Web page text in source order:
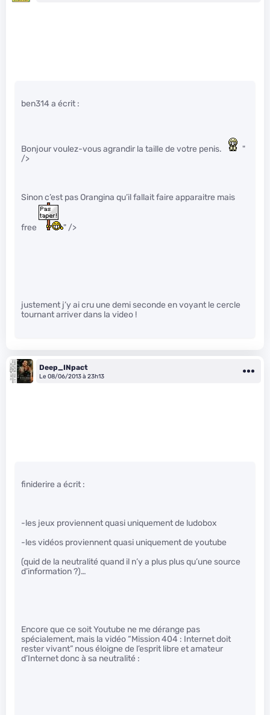
ben314 a écrit :
Bonjour voulez-vous agrandir la taille de votre penis.
"
/>
Sinon c’est pas Orangina qu’il fallait faire apparaitre mais
free " />
justement j’y ai cru une demi seconde en voyant le cercle
tournant arriver dans la video !
Deep_INpact
Le 08/06/2013 à 23h13
finiderire a écrit :
-les jeux proviennent quasi uniquement de ludobox
-les vidéos proviennent quasi uniquement de youtube
(quid de la neutralité quand il n’y a plus plus qu’une source
d’information ?)…
Encore que ce soit Youtube ne me dérange pas
spécialement, mais la vidéo “Mission 404 : Internet doit
rester vivant” nous éloigne de l’esprit libre et amateur
d’Internet donc à sa neutralité :